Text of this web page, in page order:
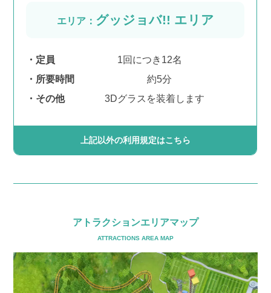
エリア： グッジョバ!! エリア
定員
1回につき12名
所要時間
約5分
その他
3Dグラスを装着します
上記以外の利用規定はこちら
アトラクションエリアマップ
ATTRACTIONS AREA MAP